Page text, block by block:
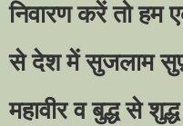
निवारण करें तो
से देश में सुजलाम
महावीर व बुद्ध से